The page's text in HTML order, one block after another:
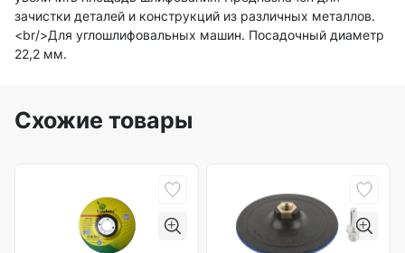
зачистки деталей и конструкций из различных металлов.
<br/>Для углошлифовальных машин. Посадочный диаметр
22,2 мм.
Схожие товары